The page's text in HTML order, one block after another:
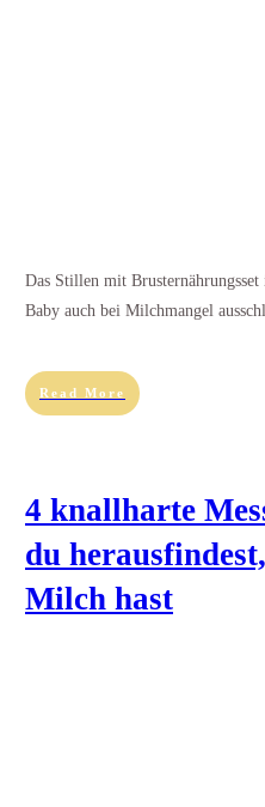
Das Stillen mit
Baby auch bei Milchmangel
Read More
4 knallharte
du
Milch hast